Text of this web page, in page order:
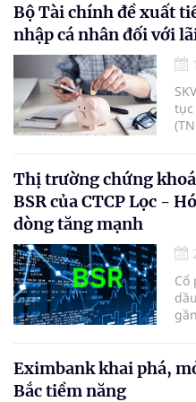
Bộ Tài chính đề xuất
nhập cá nhân đối với
tục
trợ
Thị trường chứng
BSR của CTCP Lọc -
dòng tăng mạnh
Cổ
Eximbank khai phá,
Bắc tiềm năng